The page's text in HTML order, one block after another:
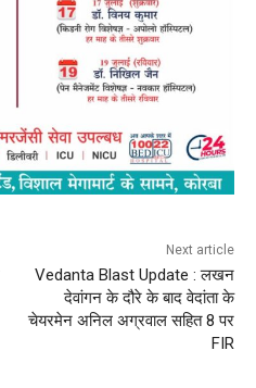
Next article
Vedanta Blast Update : लखन
देवांगन के दौरे के बाद वेदांता के
चेयरमेन अनिल अग्रवाल सहित 8 पर
FIR